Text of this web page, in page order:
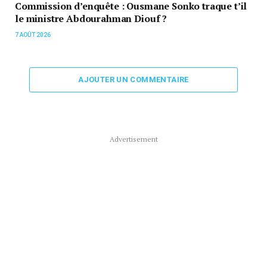
Commission d’enquête : Ousmane Sonko traque t’il
le ministre Abdourahman Diouf ?
7 AOÛT 2026
AJOUTER UN COMMENTAIRE
Advertisement